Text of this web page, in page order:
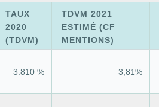
TAUX
2020
(TDVM)
TDVM 2021
ESTIMÉ (CF
MENTIONS)
3.810 % 3,81%